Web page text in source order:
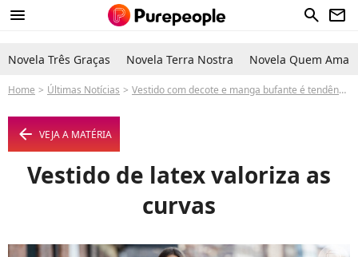
menu search newsletter
Novela Três Graças Novela Terra Nostra Novela Quem Ama
Home Últimas Notícias Vestido com decote e manga bufante é tendência! Dicas para usar
arrow_left VEJA A MATÉRIA
Vestido de latex valoriza as
curvas